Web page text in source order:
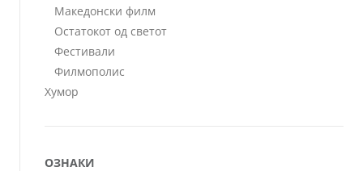
Македонски филм
Остатокот од светот
Фестивали
Филмополис
Хумор
ОЗНАКИ